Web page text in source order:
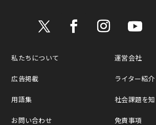
私たちについて
広告掲載
用語集
お問い合わせ
運営会社
ライター紹介
社会課題を知
免責事項